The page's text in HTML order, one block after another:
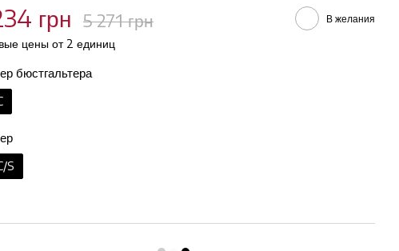
грн 5 271 грн В желания
цены от 2 единиц
бюстгальтера
S